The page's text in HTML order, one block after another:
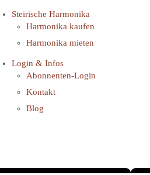
Steirische Harmonika
Harmonika kaufen
Harmonika mieten
Login & Infos
Abonnenten-Login
Kontakt
Blog